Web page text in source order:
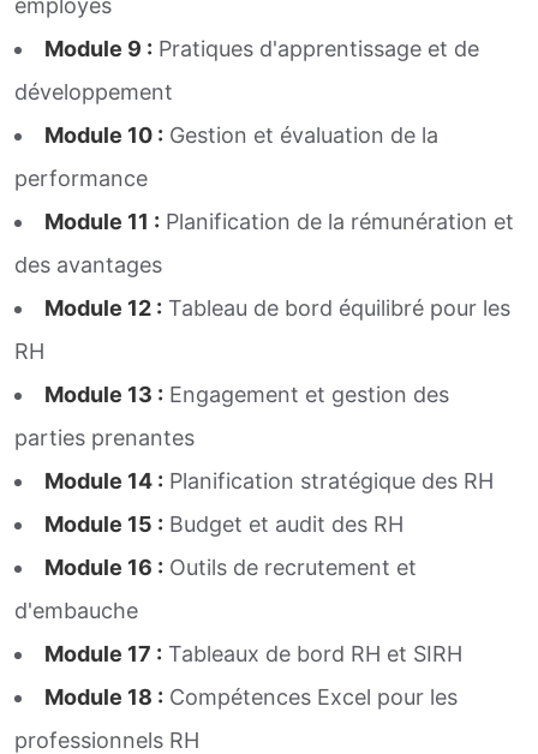
employés
Module 9 : Pratiques d'apprentissage et de
développement
Module 10 : Gestion et évaluation de la
performance
Module 11 : Planification de la rémunération et
des avantages
Module 12 : Tableau de bord équilibré pour les
RH
Module 13 : Engagement et gestion des
parties prenantes
Module 14 : Planification stratégique des RH
Module 15 : Budget et audit des RH
Module 16 : Outils de recrutement et
d'embauche
Module 17 : Tableaux de bord RH et SIRH
Module 18 : Compétences Excel pour les
professionnels RH